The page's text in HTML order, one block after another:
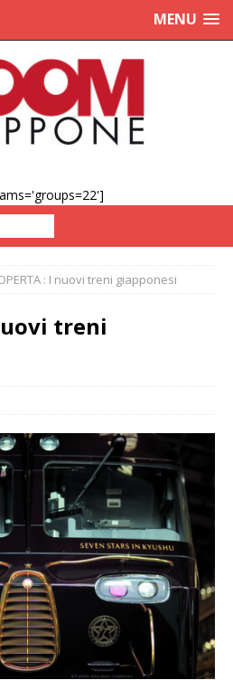
MENU
: I nuovi treni giapponesi
treni